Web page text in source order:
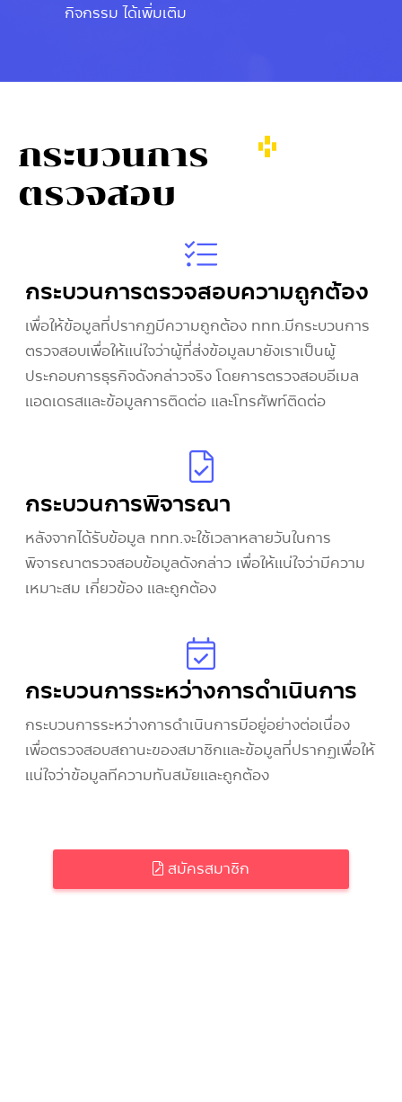
กิจกรรม ได้เพิ่มเติม
กระบวนการ
ตรวจสอบ
กระบวนการตรวจสอบความถูกต้อง
เพื่อให้ข้อมูลที่ปรากฏมีความถูกต้อง ททท.มีกระบวนการ
ตรวจสอบเพื่อให้แน่ใจว่าผู้ที่ส่งข้อมูลมายังเราเป็นผู้
ประกอบการธุรกิจดังกล่าวจริง โดยการตรวจสอบอีเมล
แอดเดรสและข้อมูลการติดต่อ และโทรศัพท์ติดต่อ
กระบวนการพิจารณา
หลังจากได้รับข้อมูล ททท.จะใช้เวลาหลายวันในการ
พิจารณาตรวจสอบข้อมูลดังกล่าว เพื่อให้แน่ใจว่ามีความ
เหมาะสม เกี่ยวข้อง และถูกต้อง
กระบวนการระหว่างการดำเนินการ
กระบวนการระหว่างการดำเนินการมีอยู่อย่างต่อเนื่อง
เพื่อตรวจสอบสถานะของสมาชิกและข้อมูลที่ปรากฏเพื่อให้
แน่ใจว่าข้อมูลทีความทันสมัยและถูกต้อง
สมัครสมาชิก